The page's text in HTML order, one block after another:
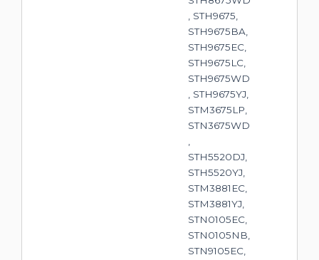
, STH9675,
STH9675BA,
STH9675EC,
STH9675LC,
STH9675WD
, STH9675YJ,
STM3675LP,
STN3675WD
,
STH5520DJ,
STH5520YJ,
STM3881EC,
STM3881YJ,
STN0105EC,
STN0105NB,
STN9105EC,